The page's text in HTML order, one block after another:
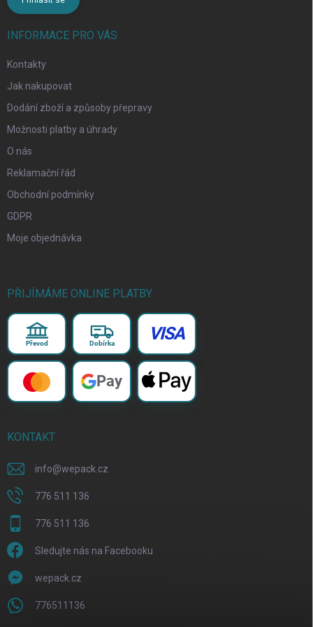
INFORMACE PRO VÁS
Kontakty
Jak nakupovat
Dodání zboží a způsoby přepravy
Možnosti platby a úhrady
O nás
Reklamační řád
Obchodní podmínky
GDPR
Moje objednávka
PŘIJÍMÁME ONLINE PLATBY
Převod Dobírka VISA
Pay
KONTAKT
info@wepack.cz
776 511 136
776 511 136
Sledujte nás na Facebooku
wepack.cz
776511136